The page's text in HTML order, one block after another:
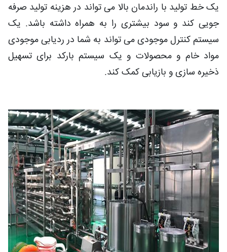
یک خط تولید با راندمان بالا می تواند در هزینه تولید صرفه
جویی کند و سود بیشتری را به همراه داشته باشد. یک
سیستم کنترل موجودی می تواند به شما در ردیابی موجودی
مواد خام و محصولات و یک سیستم بارکد برای تسهیل
ذخیره سازی و بازیابی کمک کند.